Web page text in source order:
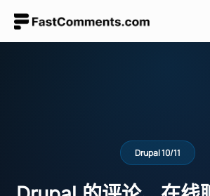
Drupal 10/11